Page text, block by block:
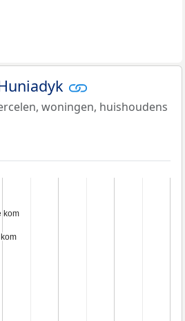
woningen, huishoudens
kom
kom